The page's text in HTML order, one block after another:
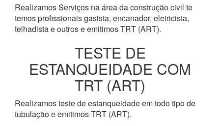
Realizamos Serviços na área da construção civil te
temos profissionais gasista, encanador, eletricista,
telhadista e outros e emitimos TRT (ART).
TESTE DE
ESTANQUEIDADE COM
TRT (ART)
Realizamos teste de estanqueidade em todo tipo de
tubulação e emitimos TRT (ART).